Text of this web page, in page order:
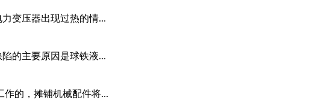
变压器出现过热的情...
的主要原因是球铁液...
的，摊铺机械配件将...